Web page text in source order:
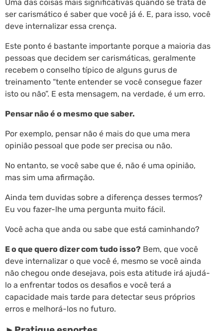
Uma das coisas mais significativas quando se trata de
ser carismático é saber que você já é. E, para isso, você
deve internalizar essa crença.
Este ponto é bastante importante porque a maioria das
pessoas que decidem ser carismáticas, geralmente
recebem o conselho típico de alguns gurus de
treinamento “tente entender se você consegue fazer
isto ou não”. E esta mensagem, na verdade, é um erro.
Pensar não é o mesmo que saber.
Por exemplo, pensar não é mais do que uma mera
opinião pessoal que pode ser precisa ou não.
No entanto, se você sabe que é, não é uma opinião,
mas sim uma afirmação.
Ainda tem duvidas sobre a diferença desses termos?
Eu vou fazer-lhe uma pergunta muito fácil.
Você acha que anda ou sabe que está caminhando?
E o que quero dizer com tudo isso? Bem, que você
deve internalizar o que você é, mesmo se você ainda
não chegou onde desejava, pois esta atitude irá ajudá-
lo a enfrentar todos os desafios e você terá a
capacidade mais tarde para detectar seus próprios
erros e melhorá-los no futuro.